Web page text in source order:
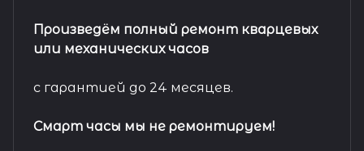
Произведём полный ремонт кварцевых
или механических часов
с гарантией до 24 месяцев.
Смарт часы мы не ремонтируем!